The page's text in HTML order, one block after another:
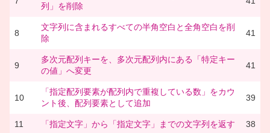
列」を削除
8
文字列に含まれるすべての半角空白と全角空白を削
除
41
9
多次元配列キーを、多次元配列内にある「特定キー
の値」へ変更
41
10
「指定配列要素が配列内で重複している数」をカウ
ント後、配列要素として追加
39
11 「指定文字」から「指定文字」までの文字列を返す 38